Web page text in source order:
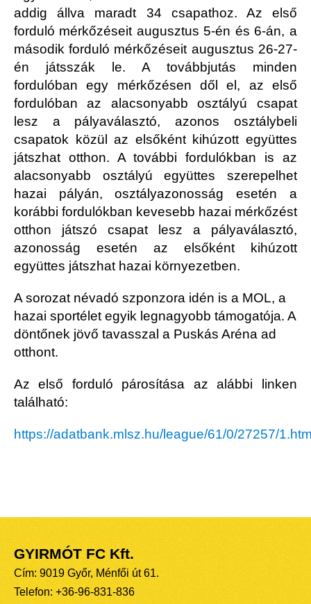
addig állva maradt 34 csapathoz. Az első
forduló mérkőzéseit augusztus 5-én és 6-án, a
második forduló mérkőzéseit augusztus 26-27-
én játsszák le. A továbbjutás minden
fordulóban egy mérkőzésen dől el, az első
fordulóban az alacsonyabb osztályú csapat
lesz a pályaválasztó, azonos osztálybeli
csapatok közül az elsőként kihúzott együttes
játszhat otthon. A további fordulókban is az
alacsonyabb osztályú együttes szerepelhet
hazai pályán, osztályazonosság esetén a
korábbi fordulókban kevesebb hazai mérkőzést
otthon játszó csapat lesz a pályaválasztó,
azonosság esetén az elsőként kihúzott
együttes játszhat hazai környezetben.
A sorozat névadó szponzora idén is a MOL, a
hazai sportélet egyik legnagyobb támogatója. A
döntőnek jövő tavasszal a Puskás Aréna ad
otthont.
Az első forduló párosítása az alábbi linken
található:
https://adatbank.mlsz.hu/league/61/0/27257/
GYIRMÓT FC Kft.
Cím: 9019 Győr, Ménfői út 61.
Telefon: +36-96-831-836